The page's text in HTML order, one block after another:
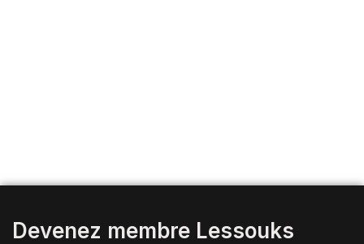
Devenez membre Lessouks